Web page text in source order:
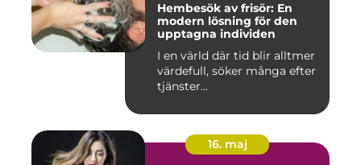
Hembesök av frisör: En
modern lösning för den
upptagna individen
I en värld där tid blir alltmer
värdefull, söker många efter
tjänster...
16. maj